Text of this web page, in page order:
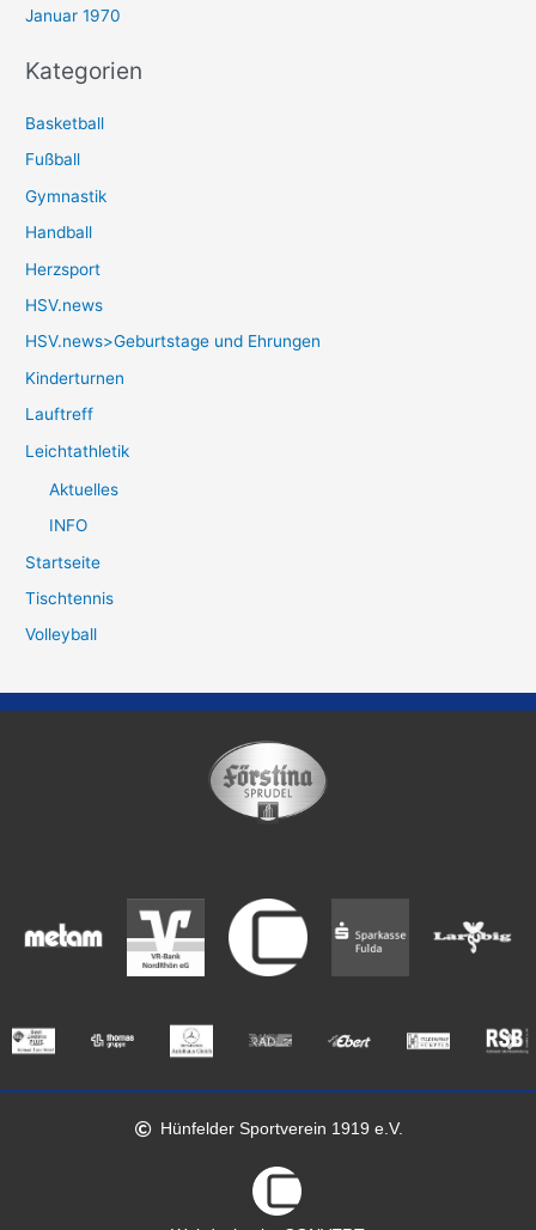
Januar 1970
Kategorien
Basketball
Fußball
Gymnastik
Handball
Herzsport
HSV.news
HSV.news>Geburtstage und Ehrungen
Kinderturnen
Lauftreff
Leichtathletik
Aktuelles
INFO
Startseite
Tischtennis
Volleyball
Hünfelder Sportverein 1919 e.V.